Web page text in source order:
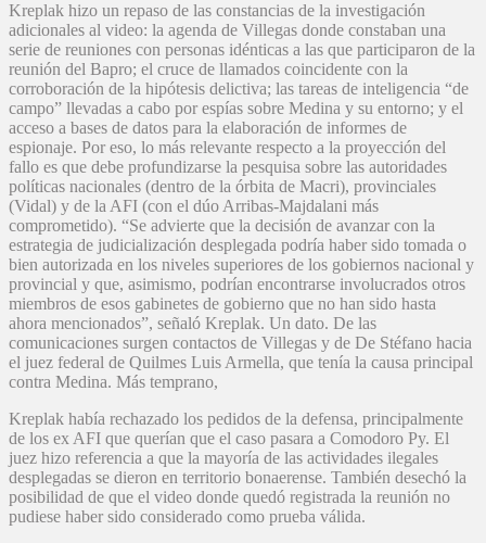
Kreplak hizo un repaso de las constancias de la investigación
adicionales al video: la agenda de Villegas donde constaban una
serie de reuniones con personas idénticas a las que participaron de la
reunión del Bapro; el cruce de llamados coincidente con la
corroboración de la hipótesis delictiva; las tareas de inteligencia “de
campo” llevadas a cabo por espías sobre Medina y su entorno; y el
acceso a bases de datos para la elaboración de informes de
espionaje. Por eso, lo más relevante respecto a la proyección del
fallo es que debe profundizarse la pesquisa sobre las autoridades
políticas nacionales (dentro de la órbita de Macri), provinciales
(Vidal) y de la AFI (con el dúo Arribas-Majdalani más
comprometido). “Se advierte que la decisión de avanzar con la
estrategia de judicialización desplegada podría haber sido tomada o
bien autorizada en los niveles superiores de los gobiernos nacional y
provincial y que, asimismo, podrían encontrarse involucrados otros
miembros de esos gabinetes de gobierno que no han sido hasta
ahora mencionados”, señaló Kreplak. Un dato. De las
comunicaciones surgen contactos de Villegas y de De Stéfano hacia
el juez federal de Quilmes Luis Armella, que tenía la causa principal
contra Medina. Más temprano,
Kreplak había rechazado los pedidos de la defensa, principalmente
de los ex AFI que querían que el caso pasara a Comodoro Py. El
juez hizo referencia a que la mayoría de las actividades ilegales
desplegadas se dieron en territorio bonaerense. También desechó la
posibilidad de que el video donde quedó registrada la reunión no
pudiese haber sido considerado como prueba válida.